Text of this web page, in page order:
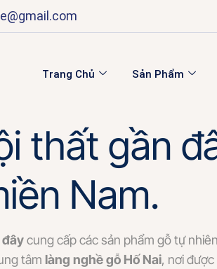
Trang Chủ Sản Phẩm
thất gần
Nam.
cung cấp các sản phẩm gỗ tự
tâm làng nghề gỗ Hố Nai, nơi